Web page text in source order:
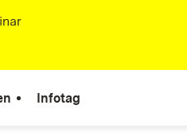
Infotag